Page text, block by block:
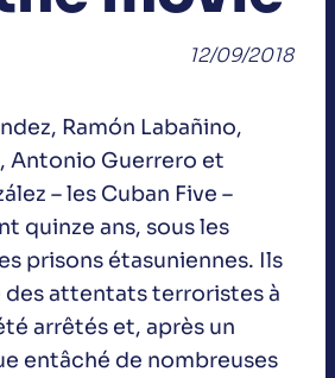
12/09/2018
Ramón Labañino,
Antonio Guerrero et
– les Cuban Five –
quinze ans, sous les
prisons étasuniennes. Ils
attentats terroristes à
arrêtés et, après un
entâché de nombreuses